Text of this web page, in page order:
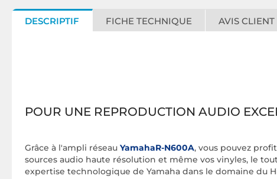
DESCRIPTIF FICHE TECHNIQUE AVIS CLIENT
POUR UNE REPRODUCTION AUDIO
Grâce à l'ampli réseau YamahaR-N600A, vous pouvez
sources audio haute résolution et même vos vinyles, le
expertise technologique de Yamaha dans le domaine du